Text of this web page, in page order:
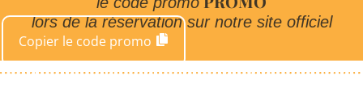
lors de la réservation sur notre site officiel
Copier le code promo